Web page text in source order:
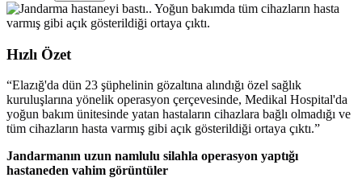
Hızlı Özet
“Elazığ'da dün 23 şüphelinin gözaltına alındığı özel sağlık
kuruluşlarına yönelik operasyon çerçevesinde, Medikal Hospital'da
yoğun bakım ünitesinde yatan hastaların cihazlara bağlı olmadığı ve
tüm cihazların hasta varmış gibi açık gösterildiği ortaya çıktı.”
Jandarmanın uzun namlulu silahla operasyon yaptığı
hastaneden vahim görüntüler